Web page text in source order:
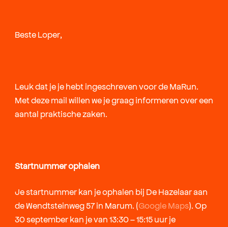
Beste Loper,
Leuk dat je je hebt ingeschreven voor de MaRun.
Met deze mail willen we je graag informeren over een
aantal praktische zaken.
Startnummer ophalen
Je startnummer kan je ophalen bij De Hazelaar aan
de Wendtsteinweg 57 in Marum. (Google Maps). Op
30 september kan je van 13:30 – 15:15 uur je